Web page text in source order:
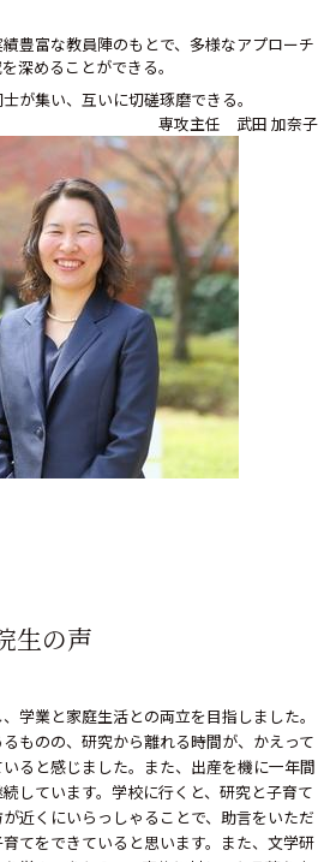
豊富な教員陣のもとで、多様なアプローチ
深めることができる。
が集い、互いに切磋琢磨できる。
専攻主任 武田 加奈子
生の声
学業と家庭生活との両立を目指しました。
ものの、研究から離れる時間が、かえって
ると感じました。また、出産を機に一年間
しています。学校に行くと、研究と子育て
近くにいらっしゃることで、助言をいただ
てをできていると思います。また、文学研